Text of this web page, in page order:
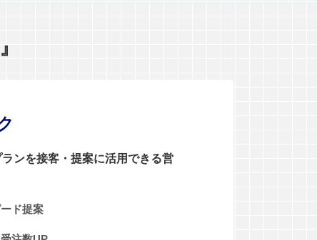
ンを接客・提案に活用できる営
ド提案